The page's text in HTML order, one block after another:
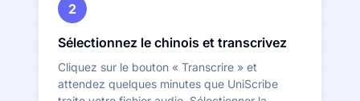
2
Sélectionnez le chinois et transcrivez
Cliquez sur le bouton « Transcrire » et
attendez quelques minutes que UniScribe